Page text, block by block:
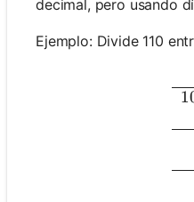
decimal, pero usando
Ejemplo: Divide 110